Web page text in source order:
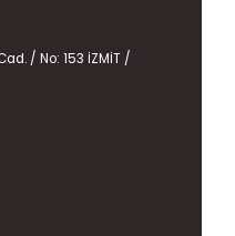
/ No: 153 İZMİT /